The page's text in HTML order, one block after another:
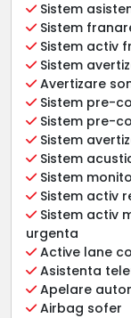
Sistem
Sistem
Sistem activ
Sistem
Avertizare
Sistem pre-
Sistem pre-
Sistem
Sistem
Sistem
Sistem activ
Sistem activ
urgenta
Active lane
Asistenta
Apelare
Airbag sofer